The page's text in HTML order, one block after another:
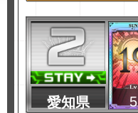
愛知県 5